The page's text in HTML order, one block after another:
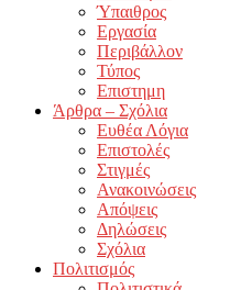
Ύπαιθρος
Εργασία
Περιβάλλον
Τύπος
Επιστημη
Άρθρα – Σχόλια
Ευθέα Λόγια
Επιστολές
Στιγμές
Ανακοινώσεις
Απόψεις
Δηλώσεις
Σχόλια
Πολιτισμός